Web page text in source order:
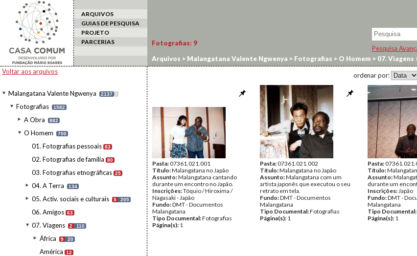
ARQUIVOS
GUIAS DE PESQUISA
PROJETO
PARCERIAS
Pesquisa
Voltar aos arquivos
Malangatana Valente Ngwenya 2137 I
Fotografias 1582
A Obra 882
O Homem 700
01. Fotografias pessoais 83
02. Fotografias de família 80
03. Fotografias etnográficas 25
04. A Terra 134
05. Activ. sociais e culturais 5 205
06. Amigos 63
07. Viagens 2 110
África 9 20
América 12
Fotografias: 9
Arquivos > Malangatana Valente Ngwenya > Fotografias > O Homem > 07. Viagens
ordenar por:
Pasta:07361.021.001
Título:Malangatana no Japão
Assunto:Malangatana cantando
durante um encontro no Japão.
Inscrições:Tóquio / Hiroxima /
Nagasaki - Japão
Fundo:DMT - Documentos
Malangatana
Tipo Documental:Fotografias
Página(s): 1
Pasta:07361.021.002
Título:Malangatana no Japão
Assunto:Malangatana com um
artista japonês que executou o seu
retrato em tela.
Fundo:DMT - Documentos
Malangatana
Tipo Documental:Fotografias
Página(s): 1
Pasta:
Título:
Assunto:
durante um
Inscrições:Japão
Fundo:DMT -
Malangatana
Tipo Documental:
Página(s): 1